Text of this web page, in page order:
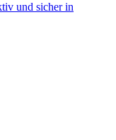
und sicher in